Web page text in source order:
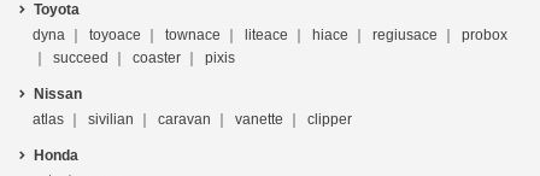
Toyota
dyna
toyoace townace liteace hiace regiusace
probox
succeed
coaster pixis
Nissan
atlas
sivilian caravan vanette clipper
Honda